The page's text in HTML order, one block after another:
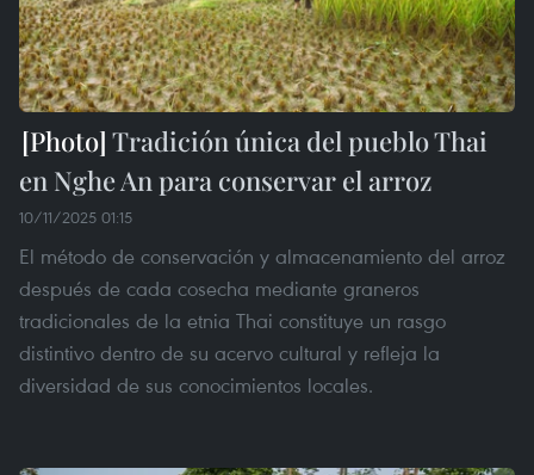
Tradición única del pueblo Thai
en Nghe An para conservar el arroz
10/11/2025 01:15
El método de conservación y almacenamiento del arroz
después de cada cosecha mediante graneros
tradicionales de la etnia Thai constituye un rasgo
distintivo dentro de su acervo cultural y refleja la
diversidad de sus conocimientos locales.